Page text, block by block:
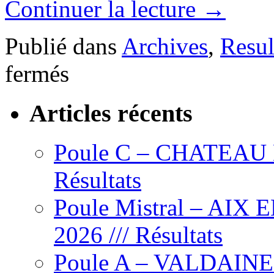
Continuer la lecture →
Publié dans Archives,
fermés
DIGNE
LES
mardi
24
juin
2025
Résultats
Articles récents
Poule C –
Résultats
Poule Mistral – AIX
2026 /// Résultats
Poule A –